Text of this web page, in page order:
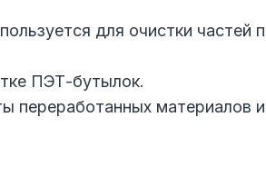
для очистки частей
ПЭТ-бутылок.
материалов